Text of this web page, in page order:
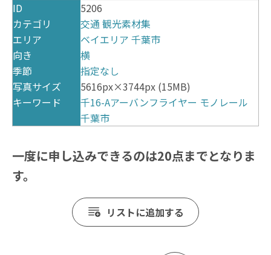
ID
5206
カテゴリ
交通 観光素材集
エリア
ベイエリア 千葉市
向き
横
季節
指定なし
写真サイズ
5616px×3744px (15MB)
キーワード
千16-Aアーバンフライヤー モノレール
千葉市
一度に申し込みできるのは20点までとなりま
す。
リストに追加する